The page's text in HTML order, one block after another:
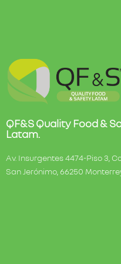
QF&S Quality Food &
Latam.
Av. Insurgentes 4474-Piso 3,
San Jerónimo, 66250